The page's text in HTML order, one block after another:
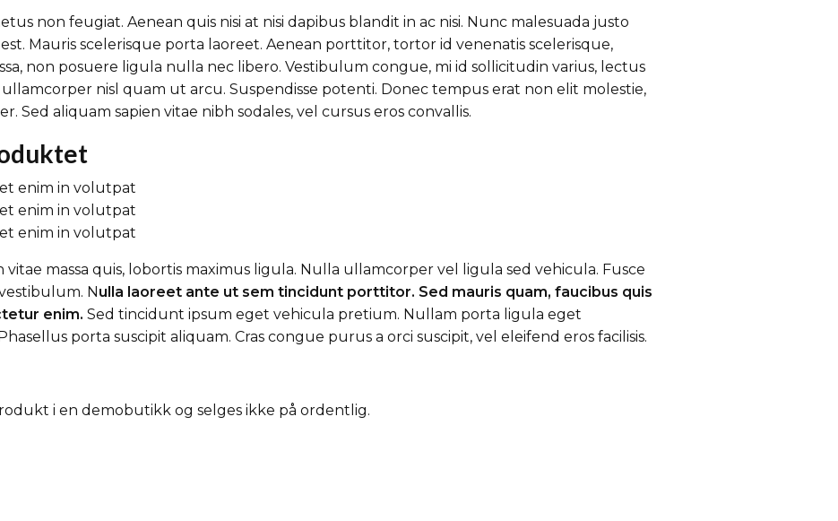
non feugiat. Aenean quis nisi at nisi dapibus blandit in ac nisi. Nunc malesuada justo
Mauris scelerisque porta laoreet. Aenean porttitor, tortor id venenatis scelerisque,
non posuere ligula nulla nec libero. Vestibulum congue, mi id sollicitudin varius, lectus
nisl quam ut arcu. Suspendisse potenti. Donec tempus erat non elit molestie,
Sed aliquam sapien vitae nibh sodales, vel cursus eros convallis.
enim in volutpat
enim in volutpat
enim in volutpat
vitae massa quis, lobortis maximus ligula. Nulla ullamcorper vel ligula sed vehicula. Fusce
Nulla laoreet ante ut sem tincidunt porttitor. Sed mauris quam, faucibus quis
enim. Sed tincidunt ipsum eget vehicula pretium. Nullam porta ligula eget
porta suscipit aliquam. Cras congue purus a orci suscipit, vel eleifend eros facilisis.
i en demobutikk og selges ikke på ordentlig.